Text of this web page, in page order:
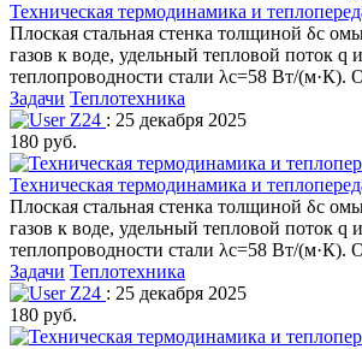
Техническая термодинамика и
Плоская стальная стенка толщиной δс
газов к воде, удельный тепловой поток q
теплопроводности стали λс=58 Вт/
Задачи Теплотехника
Z24 : 25 декабря 2025
180 руб.
Техническая термодинамика и
Плоская стальная стенка толщиной δс
газов к воде, удельный тепловой поток q
теплопроводности стали λс=58 Вт/
Задачи Теплотехника
Z24 : 25 декабря 2025
180 руб.